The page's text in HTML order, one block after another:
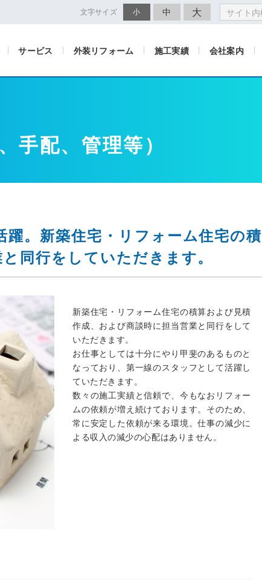
文字サイズ 小 中 大
サービス 外装リフォーム 施工実績 会社案内
手配、管理等）
。 新築住宅・リフォーム住宅の積
同行をしていただきます。
新築住宅・リフォーム住宅の積算および見積
作成、および商談時に担当営業と同行をして
いただきます。
お仕事としては十分にやり甲斐のあるものと
なっており、第一線のスタッフとして活躍し
ていただきます。
数々の施工実績と信頼で、今もなおリフォー
ムの依頼が増え続けております。そのため、
常に安定した依頼が来る環境。仕事の減少に
よる収入の減少の心配はありません。